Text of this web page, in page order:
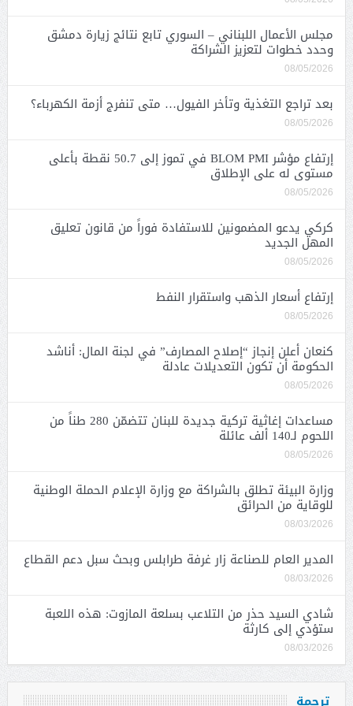
مجلس الأعمال اللبناني – السوري تابع نتائج زيارة دمشق
وحدد خطوات لتعزيز الشراكة
08/05/2026
بعد تراجع التغذية وتأخر الفيول… متى تنفرج أزمة الكهرباء؟
08/05/2026
إرتفاع مؤشر BLOM PMI في تموز إلى 50.7 نقطة بأعلى
مستوى له على الإطلاق
08/05/2026
كركي يدعو المضمونين للاستفادة فوراً من قانون تعليق
المهل الجديد
08/05/2026
إرتفاع أسعار الذهب واستقرار النفط
08/05/2026
كنعان أعلن إنجاز “إصلاح المصارف” في لجنة المال: أناشد
الحكومة أن تكون التعديلات عادلة
08/05/2026
مساعدات إغاثية تركية جديدة للبنان تتضمّن 280 طناً من
اللحوم لـ140 ألف عائلة
08/05/2026
وزارة البيئة تطلق بالشراكة مع وزارة الإعلام الحملة الوطنية
للوقاية من الحرائق
08/03/2026
المدير العام للصناعة زار غرفة طرابلس وبحث سبل دعم القطاع
08/03/2026
شادي السيد حذر من التلاعب بسلعة المازوت: هذه اللعبة
ستؤدي إلى كارثة
08/03/2026
ترجمة